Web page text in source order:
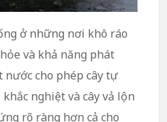
ở những nơi khô ráo
và khả năng phát
cho phép cây tự
nghiệt và cây vả lộn
rõ ràng hơn cả cho